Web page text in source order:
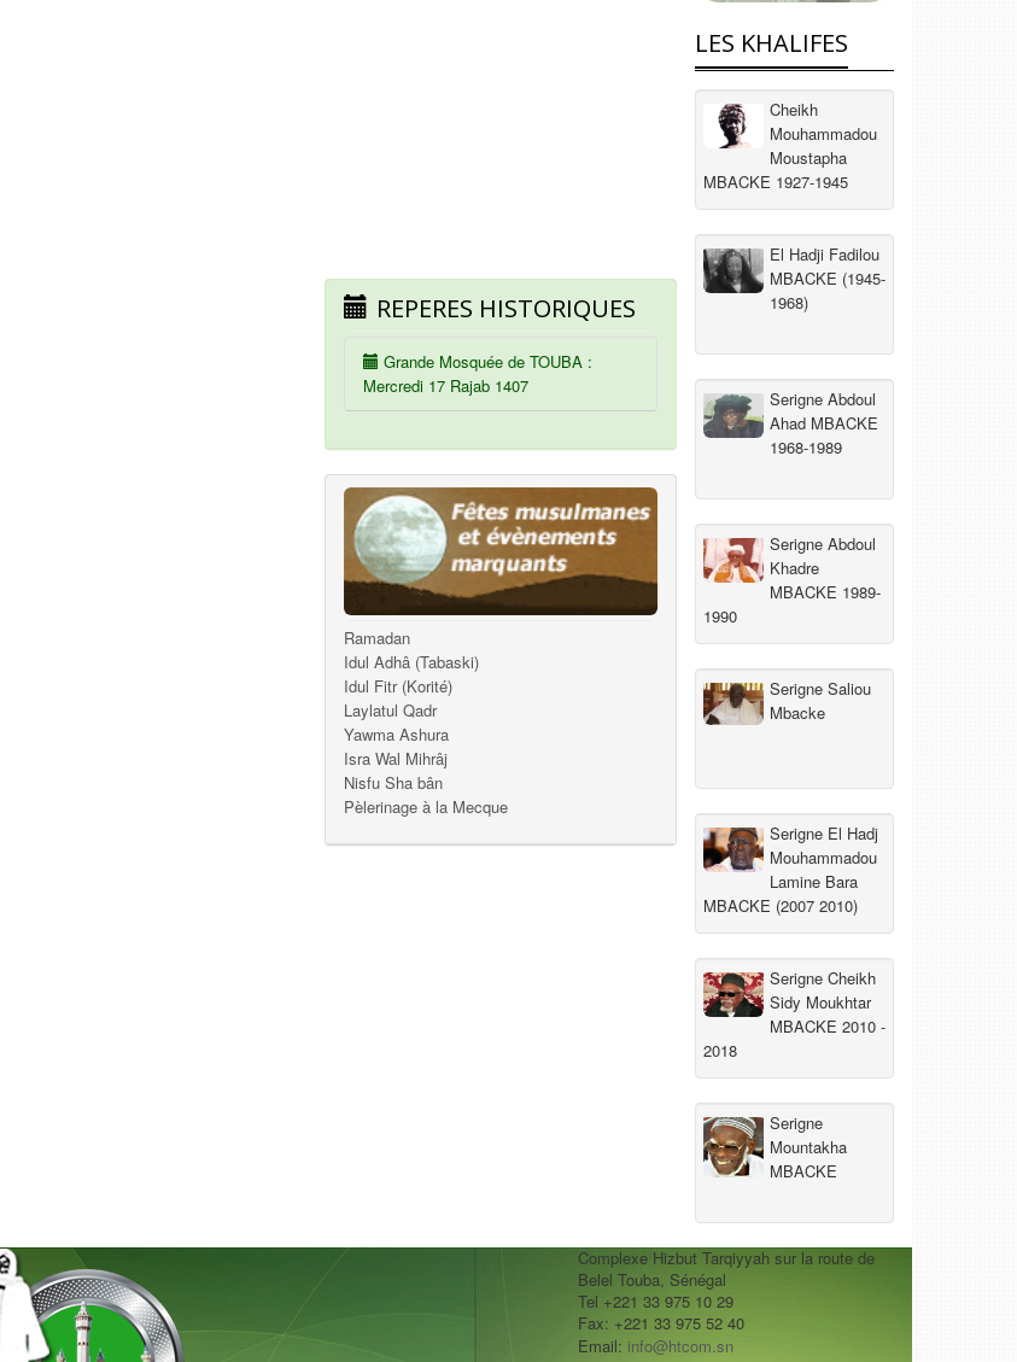
REPERES HISTORIQUES
Grande Mosquée de TOUBA :
Mercredi 17 Rajab 1407
Ramadan
Idul Adhâ (Tabaski)
Idul Fitr (Korité)
Laylatul Qadr
Yawma Ashura
Isra Wal Mihrâj
Nisfu Sha bân
Pèlerinage à la Mecque
LES KHALIFES
Cheikh
Mouhammadou
Moustapha
MBACKE 1927-1945
El Hadji Fadilou
MBACKE (1945-
1968)
Serigne Abdoul
Ahad MBACKE
1968-1989
Serigne Abdoul
Khadre
MBACKE 1989-
1990
Serigne Saliou
Mbacke
Serigne El Hadj
Mouhammadou
Lamine Bara
MBACKE (2007 2010)
Serigne Cheikh
Sidy Moukhtar
MBACKE 2010 -
2018
Serigne
Mountakha
MBACKE
Complexe Hizbut Tarqiyyah sur la route de
Belel Touba, Sénégal
Tel +221 33 975 10 29
Fax: +221 33 975 52 40
Email: info@htcom.sn